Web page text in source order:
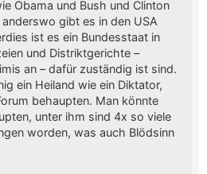
Obama und Bush und Clinton
anderswo gibt es in den USA
ist es ein Bundesstaat in
und Distriktgerichte –
an – dafür zuständig ist sind.
ein Heiland wie ein Diktator,
behaupten. Man könnte
unter ihm sind 4x so viele
worden, was auch Blödsinn